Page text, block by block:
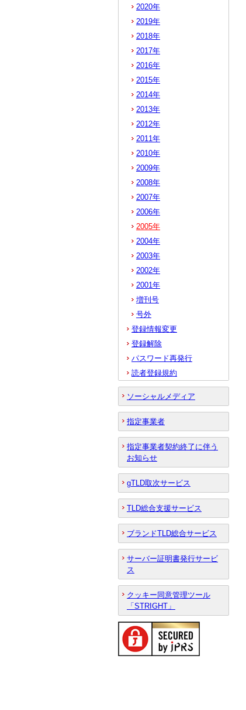
2020年
2019年
2018年
2017年
2016年
2015年
2014年
2013年
2012年
2011年
2010年
2009年
2008年
2007年
2006年
2005年
2004年
2003年
2002年
2001年
増刊号
号外
登録情報変更
登録解除
パスワード再発行
読者登録規約
ソーシャルメディア
指定事業者
指定事業者契約終了に伴う
お知らせ
gTLD取次サービス
TLD総合支援サービス
ブランドTLD総合サービス
サーバー証明書発行サービ
ス
クッキー同意管理ツール
「STRIGHT」